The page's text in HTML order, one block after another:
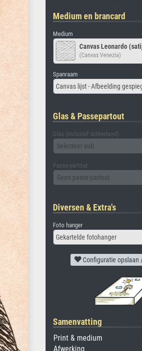
Medium en brancard
Medium
Canvas Leonardo
(Canvas Venezia)
Spanraam
Glas & Passepartout
Glas (inclusief achterbord)
Selecteer aub
Passe-partout
Geen passe-partout
Diversen & Extra's
Foto hanger
Gekartelde fotohanger
Configuratie opslaan
Samenvatting
Print & medium
Afwerking